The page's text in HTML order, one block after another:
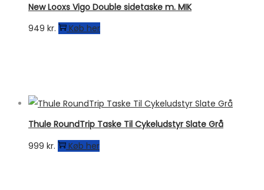
New Looxs Vigo Double sidetaske m. MIK
949 kr. Køb her
Thule RoundTrip Taske Til Cykeludstyr Slate Grå
999 kr. Køb her